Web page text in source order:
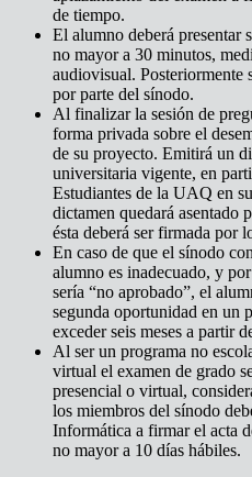
de tiempo.
El alumno deberá presentar
no mayor a 30 minutos,
audiovisual. Posteriormente
por parte del sínodo.
Al finalizar la sesión de
forma privada sobre el
de su proyecto. Emitirá un
universitaria vigente, en
Estudiantes de la UAQ en
dictamen quedará asentado
ésta deberá ser firmada por
En caso de que el sínodo
alumno es inadecuado, y
sería “no aprobado”, el
segunda oportunidad en un
exceder seis meses a partir
Al ser un programa no
virtual el examen de grado
presencial o virtual,
los miembros del sínodo
Informática a firmar el acta
no mayor a 10 días hábiles.